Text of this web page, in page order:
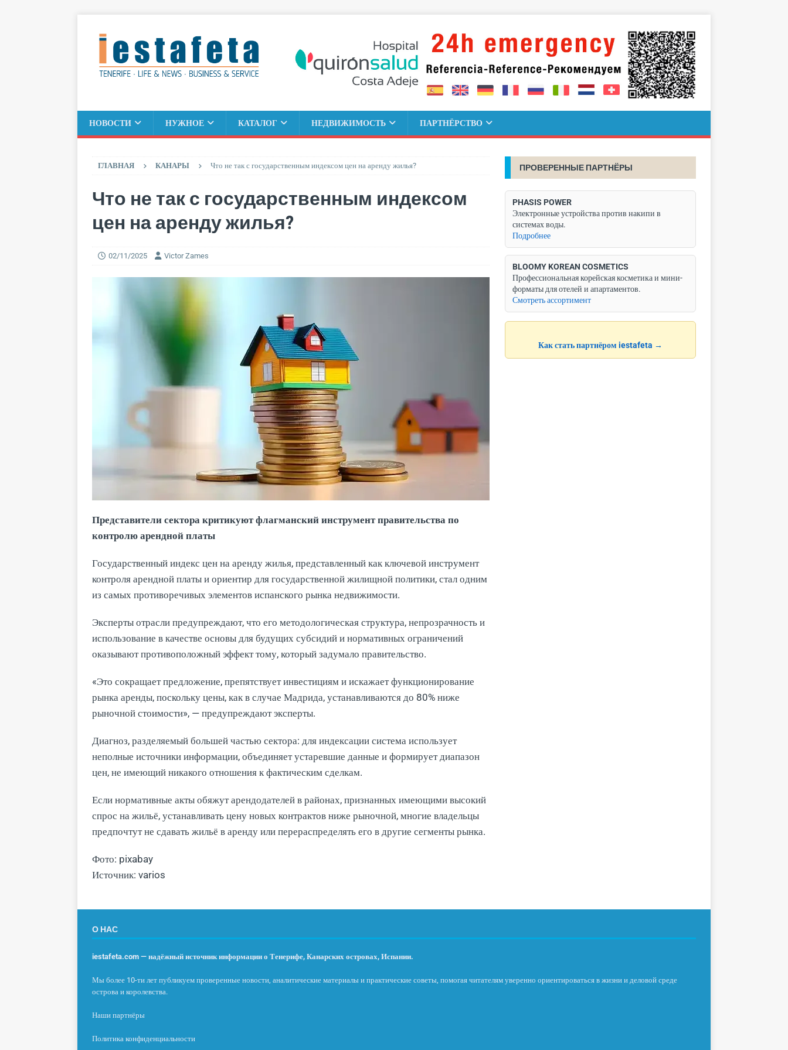
НОВОСТИ НУЖНОЕ КАТАЛОГ НЕДВИЖИМОСТЬ ПАРТНЁРСТВО
ГЛАВНАЯ КАНАРЫ Что не так с государственным индексом цен на аренду жилья?
Что не так с государственным индексом
цен на аренду жилья?
02/11/2025 Victor Zames
Представители сектора критикуют флагманский инструмент правительства по
контролю арендной платы
Государственный индекс цен на аренду жилья, представленный как ключевой инструмент
контроля арендной платы и ориентир для государственной жилищной политики, стал одним
из самых противоречивых элементов испанского рынка недвижимости.
Эксперты отрасли предупреждают, что его методологическая структура, непрозрачность и
использование в качестве основы для будущих субсидий и нормативных ограничений
оказывают противоположный эффект тому, который задумало правительство.
«Это сокращает предложение, препятствует инвестициям и искажает функционирование
рынка аренды, поскольку цены, как в случае Мадрида, устанавливаются до 80% ниже
рыночной стоимости», — предупреждают эксперты.
Диагноз, разделяемый большей частью сектора: для индексации система использует
неполные источники информации, объединяет устаревшие данные и формирует диапазон
цен, не имеющий никакого отношения к фактическим сделкам.
Если нормативные акты обяжут арендодателей в районах, признанных имеющими высокий
спрос на жильё, устанавливать цену новых контрактов ниже рыночной, многие владельцы
предпочтут не сдавать жильё в аренду или перераспределять его в другие сегменты рынка.
Фото: pixabay
Источник: varios
ПРОВЕРЕННЫЕ ПАРТНЁРЫ
PHASIS POWER
Электронные устройства против накипи в
системах воды.
Подробнее
BLOOMY KOREAN COSMETICS
Профессиональная корейская косметика и мини-
форматы для отелей и апартаментов.
Смотреть ассортимент
Как стать партнёром iestafeta →
О НАС
iestafeta.com — надёжный источник информации о Тенерифе, Канарских островах, Испании.
Мы более 10-ти лет публикуем проверенные новости, аналитические материалы и практические советы, помогая читателям уверенно ориентироваться в жизни и деловой среде
острова и королевства.
Наши партнёры
Политика конфиденциальности